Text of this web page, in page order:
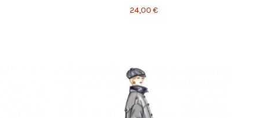
24,00 €